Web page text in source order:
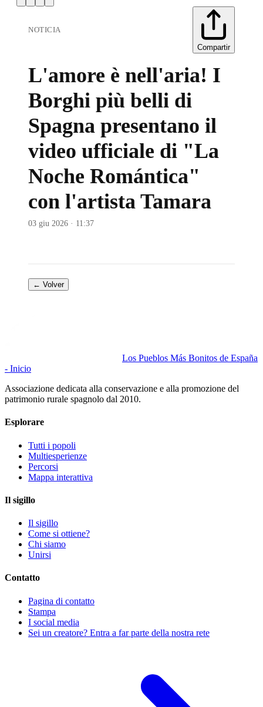
NOTICIA
Compartir
L'amore è nell'aria! I
Borghi più belli di
Spagna presentano il
video ufficiale di "La
Noche Romántica"
con l'artista Tamara
03 giu 2026 · 11:37
← Volver
Los Pueblos Más Bonitos de España
- Inicio
Associazione dedicata alla conservazione e alla promozione del
patrimonio rurale spagnolo dal 2010.
Esplorare
Tutti i popoli
Multiesperienze
Percorsi
Mappa interattiva
Il sigillo
Il sigillo
Come si ottiene?
Chi siamo
Unirsi
Contatto
Pagina di contatto
Stampa
I social media
Sei un creatore? Entra a far parte della nostra rete